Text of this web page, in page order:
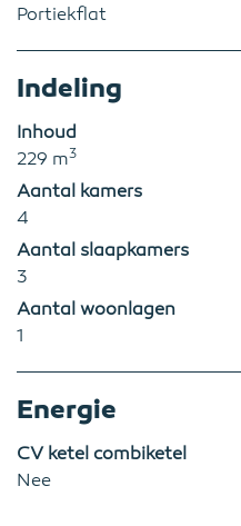
Portiekflat
Indeling
Inhoud
229 m3
Aantal kamers
4
Aantal slaapkamers
3
Aantal woonlagen
1
Energie
CV ketel combiketel
Nee